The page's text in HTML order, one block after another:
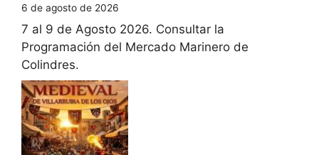
6 de agosto de 2026
7 al 9 de Agosto 2026. Consultar la
Programación del Mercado Marinero de
Colindres.